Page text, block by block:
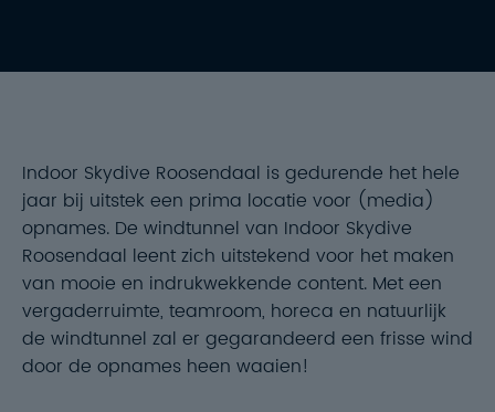
Indoor Skydive Roosendaal is gedurende het hele
jaar bij uitstek een prima locatie voor (media)
opnames. De windtunnel van Indoor Skydive
Roosendaal leent zich uitstekend voor het maken
van mooie en indrukwekkende content. Met een
vergaderruimte, teamroom, horeca en natuurlijk
de windtunnel zal er gegarandeerd een frisse wind
door de opnames heen waaien!